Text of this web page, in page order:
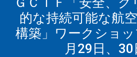
的な持続可能な航
構築」ワークショ
月29日、30